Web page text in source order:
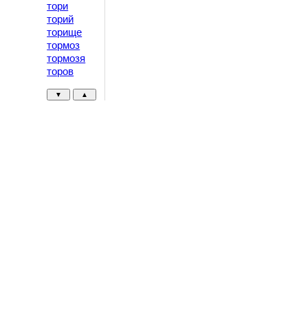
тори
торий
торище
тормоз
тормозя
торов
▼ ▲